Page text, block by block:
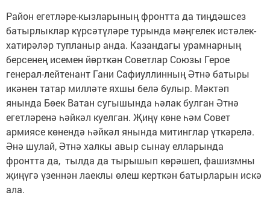
Район егетләре-кызларының фронтта да тиңдәшсез
батырлык­лар күрсәтүләре турында мәңгелек истәлек-
хатирәләр тупланыр анда. Казандагы урамнарның
берсенең исемен йөрткән Советлар Союзы Герое
генерал-лейтенант Гани Сафиуллинның Әтнә батыры
икәнен татар милләте яхшы белә булыр. Мәктәп
янында Бөек Ватан сугышында һәлак булган Әтнә
егетләренә һәйкәл куелган. Җиңү көне һәм Совет
армиясе көнендә һәйкәл янында митинг­лар үткәрелә.
Әнә шулай, Әтнә халкы авыр сынау елларында
фронтта да, тылда да тырышып көрәшеп, фашизмны
җиңүгә үзеннән лаеклы өлеш керткән батырларын искә
ала.